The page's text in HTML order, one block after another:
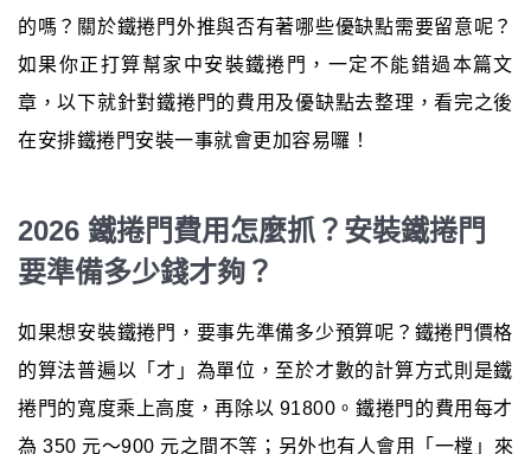
的嗎？關於鐵捲門外推與否有著哪些優缺點需要留意呢？
如果你正打算幫家中安裝鐵捲門，一定不能錯過本篇文
章，以下就針對鐵捲門的費用及優缺點去整理，看完之後
在安排鐵捲門安裝一事就會更加容易囉！
2026 鐵捲門費用怎麼抓？安裝鐵捲門
要準備多少錢才夠？
如果想安裝鐵捲門，要事先準備多少預算呢？鐵捲門價格
的算法普遍以「才」為單位，至於才數的計算方式則是鐵
捲門的寬度乘上高度，再除以 91800。鐵捲門的費用每才
為 350 元～900 元之間不等；另外也有人會用「一樘」來